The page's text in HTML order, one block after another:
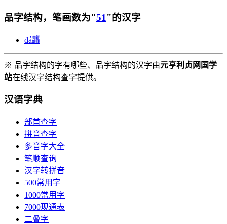
品字结构，笔画数为"51 "的汉字
dá龘
※ 品字结构的字有哪些、品字结构的汉字由元亨利贞网国学
站在线汉字结构查字提供。
汉语字典
部首查字
拼音查字
多音字大全
笔顺查询
汉字转拼音
500常用字
1000常用字
7000现通表
二叠字